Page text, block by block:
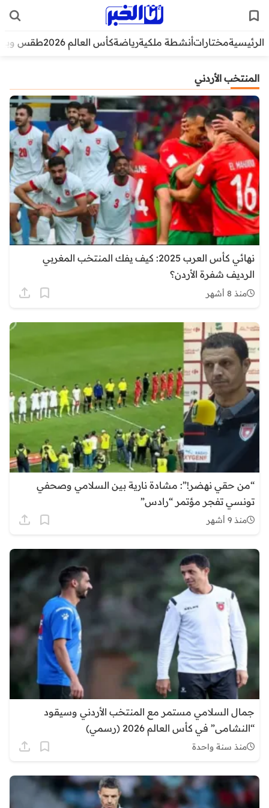
الرئيسيةمختاراتأنشطة ملكيةرياضةكأس العالم 2026 طقس
المنتخب الأردني
نهائي كأس العرب 2025: كيف يفك المنتخب المغربي
الرديف شفرة الأردن؟
منذ 8 أشهر
“من حقي نهضر!”: مشادة نارية بين السلامي وصحفي
تونسي تفجر مؤتمر “رادس”
منذ 9 أشهر
جمال السلامي مستمر مع المنتخب الأردني وسيقود
“النشامى” في كأس العالم 2026 (رسمي)
منذ سنة واحدة